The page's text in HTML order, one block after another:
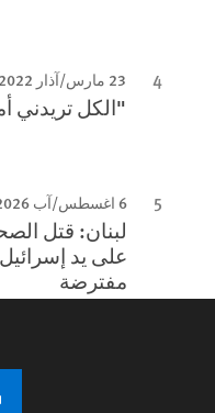
23 مارس/آذار 2022
"الكل تريدني
6 اغسطس/آب 2026
لبنان: قتل
على يد
مفترضة